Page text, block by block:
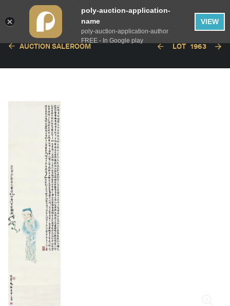
繁體中文
AUCTION SALEROOM LOT 1963
poly-auction-application-
name
poly-auction-application-author
FREE - In Google play
VIEW